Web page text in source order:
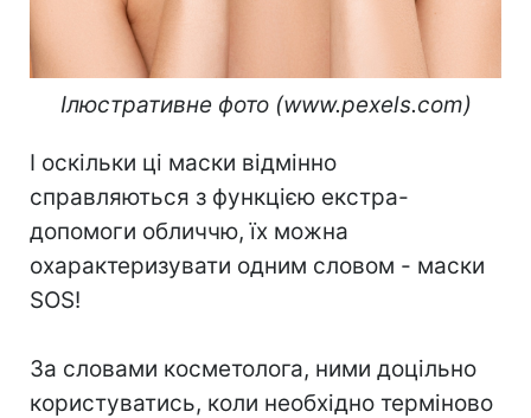
Ілюстративне фото (www.pexels.com)
І оскільки ці маски відмінно
справляються з функцією екстра-
допомоги обличчю, їх можна
охарактеризувати одним словом - маски
SOS!
За словами косметолога, ними доцільно
користуватись, коли необхідно терміново